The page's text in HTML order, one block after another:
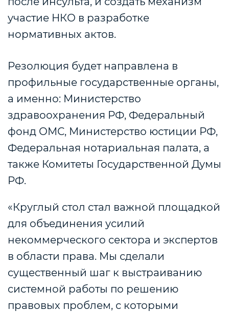
участие НКО в разработке
нормативных актов.
Резолюция будет направлена в
профильные государственные органы,
а именно: Министерство
здравоохранения РФ, Федеральный
фонд ОМС, Министерство юстиции РФ,
Федеральная нотариальная палата, а
также Комитеты Государственной Думы
РФ.
«Круглый стол стал важной площадкой
для объединения усилий
некоммерческого сектора и экспертов
в области права. Мы сделали
существенный шаг к выстраиванию
системной работы по решению
правовых проблем, с которыми